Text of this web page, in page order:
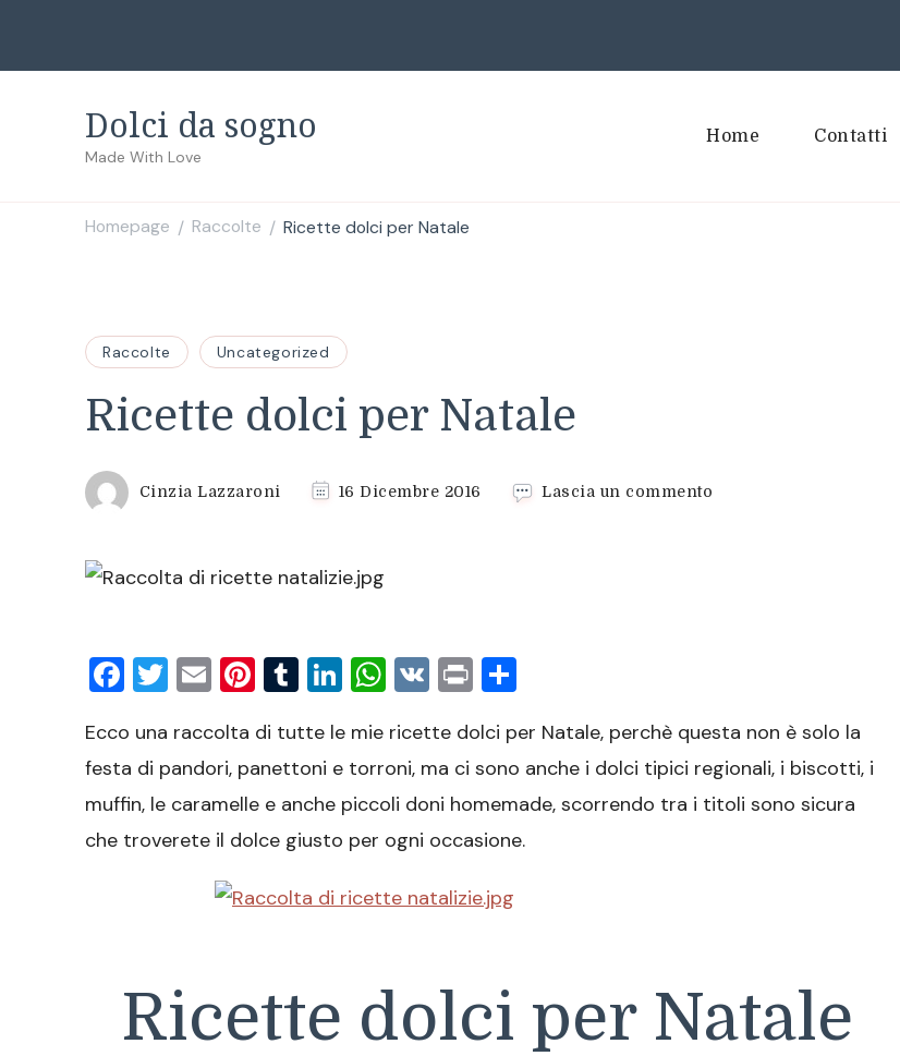
Dolci da sogno
Made With Love
Home Contatti
Homepage / Raccolte / Ricette dolci per Natale
Raccolte Uncategorized
Ricette dolci per Natale
Cinzia Lazzaroni 16 Dicembre 2016 Lascia un commento
Facebook
Twitter
EmailPinterest
Tumblr
LinkedIn
WhatsApp
VK Print
Ecco una raccolta di tutte le mie ricette dolci per Natale, perchè questa non è solo la
festa di pandori, panettoni e torroni, ma ci sono anche i dolci tipici regionali, i biscotti, i
muffin, le caramelle e anche piccoli doni homemade, scorrendo tra i titoli sono sicura
che troverete il dolce giusto per ogni occasione.
Ricette dolci per Natale